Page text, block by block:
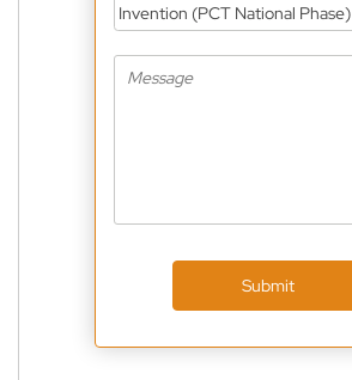
Invention (PCT National Phase)
Submit